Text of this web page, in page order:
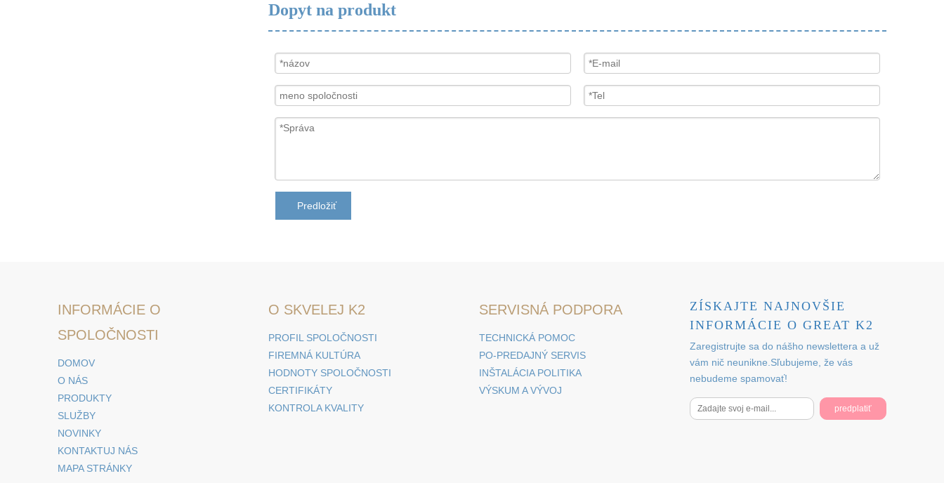
Dopyt na produkt
Predložiť
INFORMÁCIE O
SPOLOČNOSTI
DOMOV
O NÁS
PRODUKTY
SLUŽBY
NOVINKY
KONTAKTUJ NÁS
MAPA STRÁNKY
O SKVELEJ K2
PROFIL SPOLOČNOSTI
FIREMNÁ KULTÚRA
HODNOTY SPOLOČNOSTI
CERTIFIKÁTY
KONTROLA KVALITY
SERVISNÁ PODPORA
TECHNICKÁ POMOC
PO-PREDAJNÝ SERVIS
INŠTALÁCIA POLITIKA
VÝSKUM A VÝVOJ
ZÍSKAJTE NAJNOVŠIE
INFORMÁCIE O GREAT K2
Zaregistrujte sa do nášho newslettera a už
vám nič neunikne.Sľubujeme, že vás
nebudeme spamovať!
predplatiť